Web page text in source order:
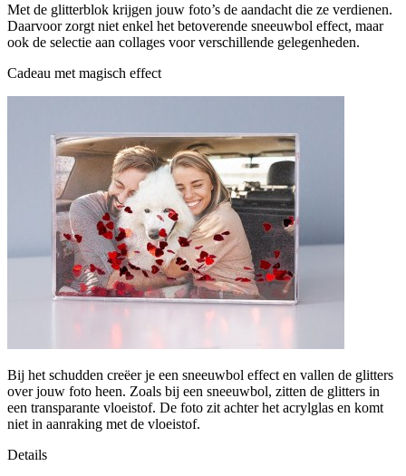
Met de glitterblok krijgen jouw foto’s de aandacht die ze verdienen.
Daarvoor zorgt niet enkel het betoverende sneeuwbol effect, maar
ook de selectie aan collages voor verschillende gelegenheden.
Cadeau met magisch effect
Bij het schudden creëer je een sneeuwbol effect en vallen de glitters
over jouw foto heen. Zoals bij een sneeuwbol, zitten de glitters in
een transparante vloeistof. De foto zit achter het acrylglas en komt
niet in aanraking met de vloeistof.
Details